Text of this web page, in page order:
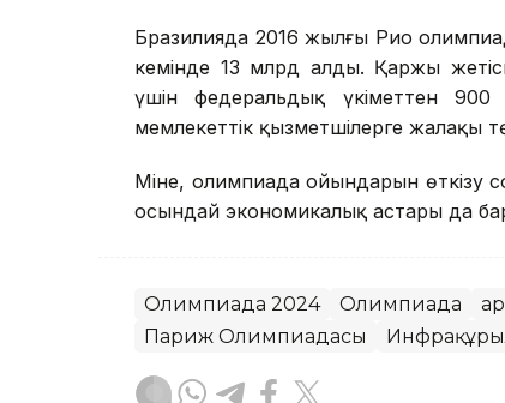
Бразилияда 2016 жылғы Рио
кемінде 13 млрд алды. Қаржы
үшін федеральдық үкіметтен
мемлекеттік қызметшілерге жалақы
Міне, олимпиада ойындарын өткізу
осындай экономикалық астары да
Олимпиада 2024 Олимпиада
Париж Олимпиадасы